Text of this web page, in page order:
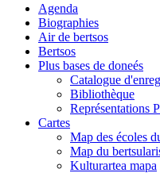
Agenda
Biographies
Air de bertsos
Bertsos
Plus bases de doneés
Catalogue
Bibliothèque
Représentations
Cartes
Map des écoles
Map du
Kulturartea mapa